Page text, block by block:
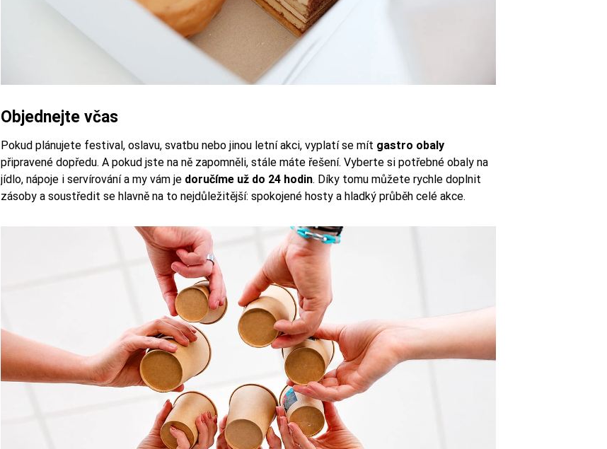
Objednejte včas
Pokud plánujete festival, oslavu, svatbu nebo jinou letní akci, vyplatí se mít gastro obaly
připravené dopředu. A pokud jste na ně zapomněli, stále máte řešení. Vyberte si potřebné obaly na
jídlo, nápoje i servírování a my vám je doručíme už do 24 hodin. Díky tomu můžete rychle doplnit
zásoby a soustředit se hlavně na to nejdůležitější: spokojené hosty a hladký průběh celé akce.